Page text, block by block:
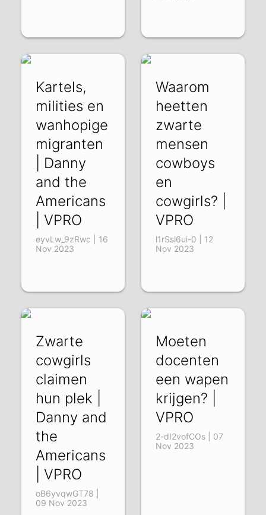
Kartels,
milities en
wanhopige
migranten
| Danny
and the
Americans
| VPRO
eyvLw_9zRwc | 16
Nov 2023
Waarom
heetten
zwarte
mensen
cowboys
en
cowgirls? |
VPRO
l1rSsl6ui-0 | 12
Nov 2023
Zwarte
cowgirls
claimen
hun plek |
Danny and
the
Americans
| VPRO
oB6yvqwGT78 |
09 Nov 2023
Moeten
docenten
een wapen
krijgen? |
VPRO
2-dI2vofCOs | 07
Nov 2023